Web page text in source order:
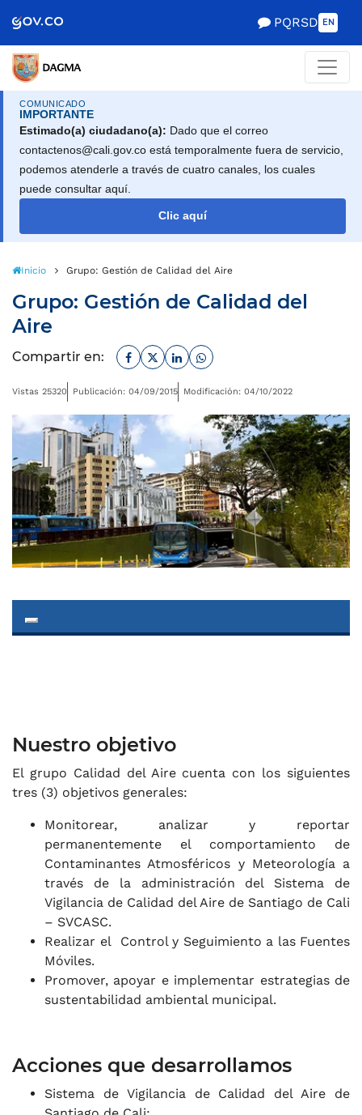
de Gobierno
PQRSD EN
COMUNICADO
IMPORTANTE
Estimado(a) ciudadano(a): Dado que el correo
contactenos@cali.gov.co está temporalmente fuera de servicio,
podemos atenderle a través de cuatro canales, los cuales
puede consultar aquí.
Clic aquí
Inicio Grupo: Gestión de Calidad del Aire
Grupo: Gestión de Calidad del
Aire
Compartir en: Facebook
TwitterLinkedinWhatsapp
Vistas 25320 Publicación: 04/09/2015 Modificación: 04/10/2022
Nuestro objetivo
El grupo Calidad del Aire cuenta con los siguientes
tres (3) objetivos generales:
Monitorear, analizar y reportar
permanentemente el comportamiento de
Contaminantes Atmosféricos y Meteorología a
través de la administración del Sistema de
Vigilancia de Calidad del Aire de Santiago de Cali
– SVCASC.
Realizar el Control y Seguimiento a las Fuentes
Móviles.
Promover, apoyar e implementar estrategias de
sustentabilidad ambiental municipal.
Acciones que desarrollamos
Sistema de Vigilancia de Calidad del Aire de